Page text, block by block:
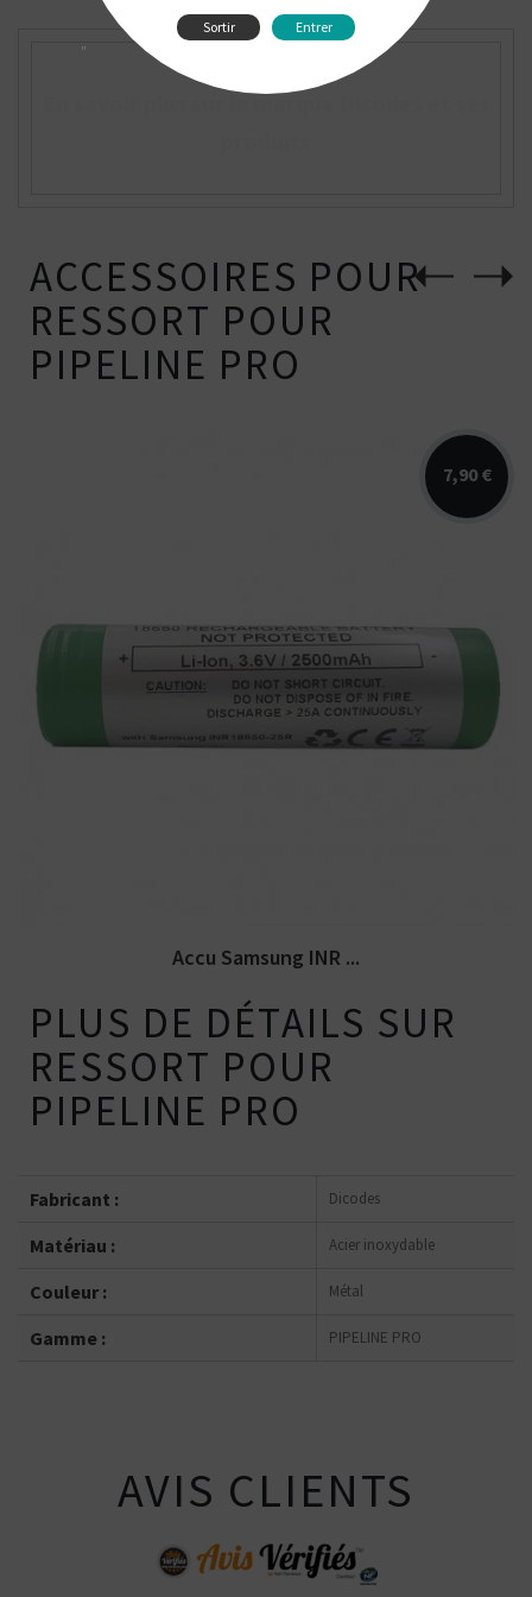
En savoir plus sur la marque Dicodes et ses
ACCESSOIRES POUR
RESSORT POUR
PIPELINE PRO
7,90 €
Accu 18650 Samsung INR 25R (Enercig
Accu Samsung INR ...
PLUS DE DÉTAILS SUR
RESSORT POUR
PIPELINE PRO
Fabricant : Dicodes
Matériau : Acier inoxydable
Couleur : Métal
Gamme : PIPELINE PRO
AVIS CLIENTS
Sortir
Entrer
"